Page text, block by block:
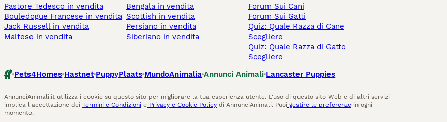
Pastore Tedesco in vendita
Bouledogue Francese in vendita
Jack Russell in vendita
Maltese in vendita
Bengala in vendita
Scottish in vendita
Persiano in vendita
Siberiano in vendita
Forum Sui Cani
Forum Sui Gatti
Quiz: Quale Razza di Cane
Scegliere
Quiz: Quale Razza di Gatto
Scegliere
Pets4Homes Hastnet PuppyPlaats MundoAnimalia Annunci Animali Lancaster Puppies
AnnunciAnimali.it utilizza i cookie su questo sito per migliorare la tua esperienza utente. L'uso di questo sito Web e di altri servizi
implica l'accettazione dei Termini e Condizioni e Privacy e Cookie Policy di AnnunciAnimali. Puoi gestire le preferenze in ogni
momento.